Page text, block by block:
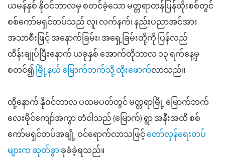
ယမန်နှစ် နိုဝင်ဘာလမှ စတင်ခဲ့သော မတ္တရာတန်ပြန်ထိုးစစ်တွင်
စစ်ကော်မရှင်တပ်သည် လူ၊ လက်နက်၊ နည်းပညာအင်အား
အသာစီးဖြင့် အနောက်ခြမ်း၊ အရှေ့ခြမ်းတို့ကို ပြန်လည်
ထိန်းချုပ်ပြီးနောက် ယခုနှစ် အောက်တိုဘာလ ၁၃ ရက်နေ့မှ
စတင်၍ မြို့နယ် မြောက်ဘက်သို့ ထိုးဖောက်လာသည်။
ထို့နောက် နိုဝင်ဘာလ ပထမပတ်တွင် မတ္တရာမြို့ မြောက်ဘက်
လေးမိုင်ကျော်အကွာ တံငါသည် (မြောက်) ရွာ အနီးအထိ စစ်
ကော်မရှင်တပ်အချို့ ဝင်ရောက်လာသဖြင့်တော်လှန်ရေးတပ်
များက ဆုတ်ခွာ ခုခံခဲ့ရသည်။